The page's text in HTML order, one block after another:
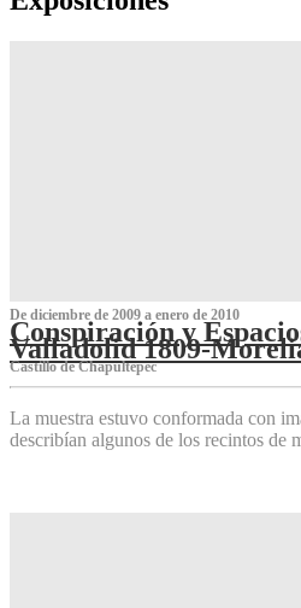
De diciembre de 2009 a enero de 2010
Conspiración y
Valladolid 1809-
Castillo de Chapultepec
La muestra estuvo conformada con
describían algunos de los recintos de